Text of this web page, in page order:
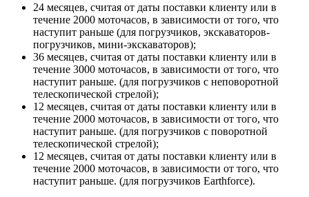
24 месяцев, считая от даты поставки клиенту или в
течение 2000 моточасов, в зависимости от того, что
наступит раньше (для погрузчиков, экскаваторов-
погрузчиков, мини-экскаваторов);
36 месяцев, считая от даты поставки клиенту или в
течение 3000 моточасов, в зависимости от того, что
наступит раньше. (для погрузчиков с неповоротной
телескопической стрелой);
12 месяцев, считая от даты поставки клиенту или в
течение 2000 моточасов, в зависимости от того, что
наступит раньше. (для погрузчиков с поворотной
телескопической стрелой);
12 месяцев, считая от даты поставки клиенту или в
течение 2000 моточасов, в зависимости от того, что
наступит раньше. (для погрузчиков Earthforce).